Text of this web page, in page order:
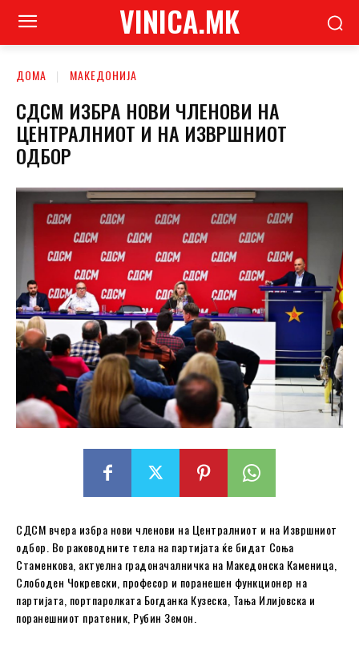
VINICA.MK
ДОМА МАКЕДОНИЈА
СДСМ ИЗБРА НОВИ ЧЛЕНОВИ НА
ЦЕНТРАЛНИОТ И НА ИЗВРШНИОТ
ОДБОР
СДСМ вчера избра нови членови на Централниот и на Извршниот
одбор. Во раководните тела на партијата ќе бидат Соња
Стаменкова, актуелна градоначалничка на Македонска Каменица,
Слободен Чокревски, професор и поранешен функционер на
партијата, портпаролката Богданка Кузеска, Тања Илијовска и
поранешниот пратеник, Рубин Земон.